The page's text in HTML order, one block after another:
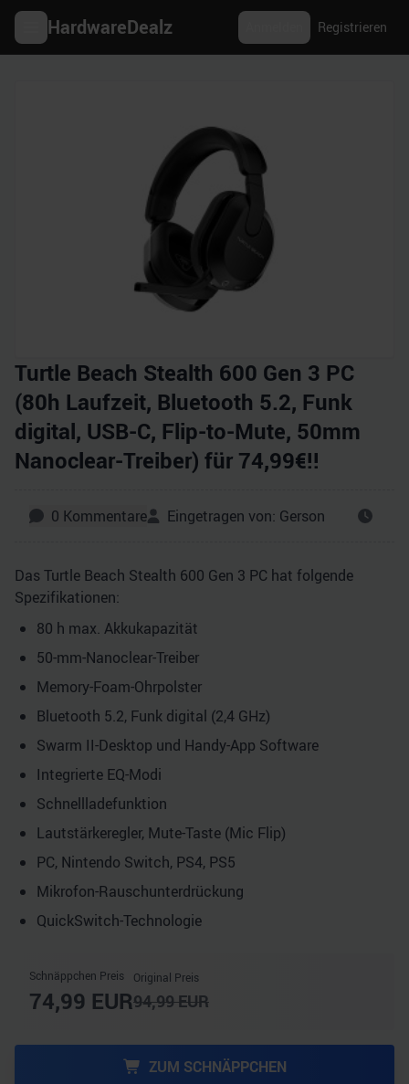
HardwareDealz Registrieren
Turtle Beach Stealth 600 Gen 3 PC
(80h Laufzeit, Bluetooth 5.2, Funk
digital, USB-C, Flip-to-Mute, 50mm
Nanoclear-Treiber) für 74,99€!!
0 Kommentare Eingetragen von: Gerson
Das Turtle Beach Stealth 600 Gen 3 PC hat folgende
Spezifikationen:
80 h max. Akkukapazität
50-mm-Nanoclear-Treiber
Memory-Foam-Ohrpolster
Bluetooth 5.2, Funk digital (2,4 GHz)
Swarm II-Desktop und Handy-App Software
Integrierte EQ-Modi
Schnellladefunktion
Lautstärkeregler, Mute-Taste (Mic Flip)
PC, Nintendo Switch, PS4, PS5
Mikrofon-Rauschunterdrückung
QuickSwitch-Technologie
Schnäppchen Preis
74,99 EUR
Original Preis
94,99EUR
ZUM SCHNÄPPCHEN